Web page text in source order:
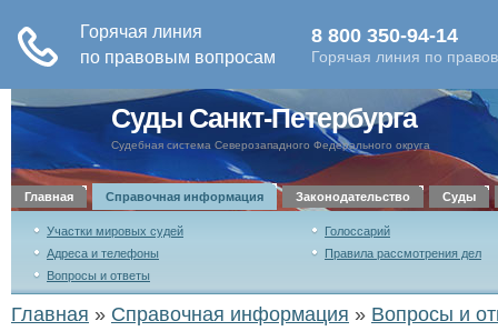
Суды Санкт-Петербурга
Судебная система Северозападного Федерального округа
Главная Справочная информация Законодательство Суды
Участки мировых судей
Голоссарий
Адреса и телефоны
Правила рассмотрения дел
Вопросы и ответы
Главная » Справочная информация » Вопросы и